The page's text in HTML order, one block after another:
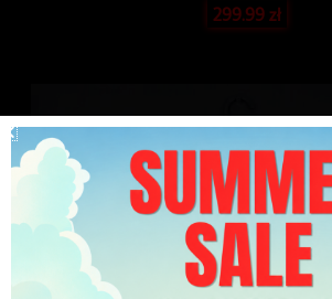
299.99zł
cena
299.99 zł.